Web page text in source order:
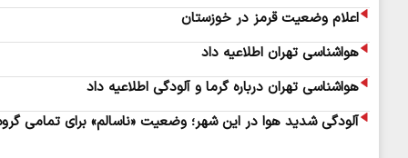
اعلام وضعیت قرمز در خوزستان
هواشناسی تهران اطلاعیه داد
هواشناسی تهران درباره گرما و آلودگی اطلاعیه داد
آلودگی شدید هوا در این شهر؛ وضعیت «ناسالم» برای تمامی